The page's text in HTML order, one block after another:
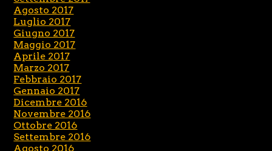
Agosto 2017
Luglio 2017
Giugno 2017
Maggio 2017
Aprile 2017
Marzo 2017
Febbraio 2017
Gennaio 2017
Dicembre 2016
Novembre 2016
Ottobre 2016
Settembre 2016
Agosto 2016